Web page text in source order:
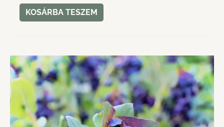
KOSÁRBA TESZEM